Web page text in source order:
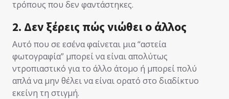
τρόπους που δεν φαντάστηκες.
2. Δεν ξέρεις πώς νιώθει ο άλλος
Αυτό που σε εσένα φαίνεται μια “αστεία
φωτογραφία” μπορεί να είναι απολύτως
ντροπιαστικό για το άλλο άτομο ή μπορεί πολύ
απλά να μην θέλει να είναι ορατό στο διαδίκτυο
εκείνη τη στιγμή.